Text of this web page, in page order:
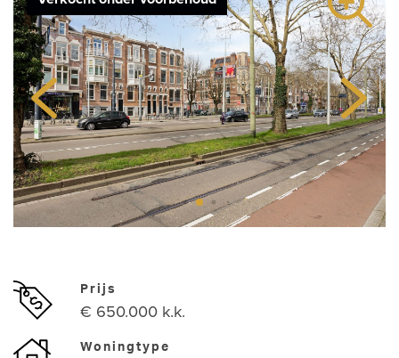
Prijs
€ 650.000 k.k.
Woningtype